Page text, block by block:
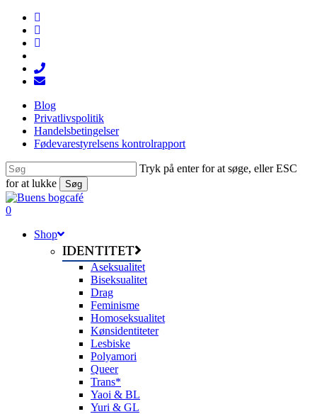
Skip
main
content
facebook
linkedin
instagram
phone
email
Blog
Privatlivspolitik
Handelsbetingelser
Fødevarestyrelsens kontrolrapport
Tryk på enter for at søge, eller ESC
for at lukke
Søg
Close
Search
search
0
Shop
IDENTITET
Aseksualitet
Biseksualitet
Drag
Feminisme
Homoseksualitet
Kønsidentiteter
Lesbiske
Polyamori
Queer
Trans*
Yaoi & BL
Yuri & GL